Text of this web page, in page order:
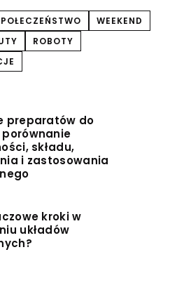
WEEKEND
ROBOTY
preparatów do
składu,
i zastosowania
kroki w
układów